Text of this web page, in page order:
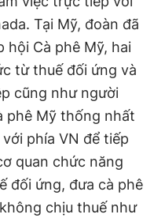
Tại Mỹ, đoàn đã
hội Cà phê Mỹ, hai
từ thuế đối ứng và
cũng như người
phê Mỹ thống nhất
phía VN để tiếp
quan chức năng
đối ứng, đưa cà phê
chịu thuế như